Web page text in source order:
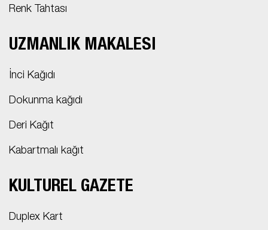
Renk Tahtası
UZMANLIK MAKALESI
İnci Kağıdı
Dokunma kağıdı
Deri Kağıt
Kabartmalı kağıt
KÜLTÜREL GAZETE
Duplex Kart